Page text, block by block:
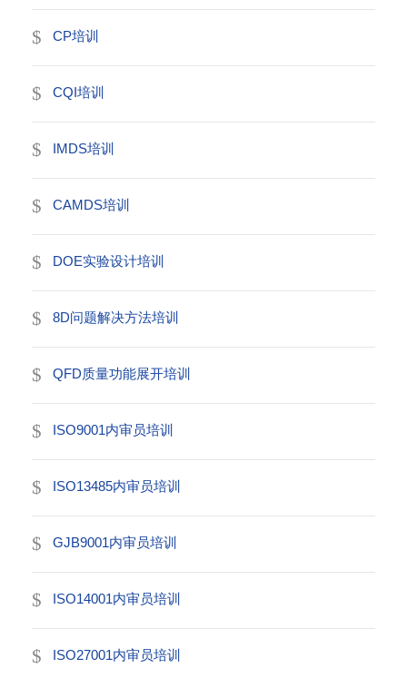
CP培训
CQI培训
IMDS培训
CAMDS培训
DOE实验设计培训
8D问题解决方法培训
QFD质量功能展开培训
ISO9001内审员培训
ISO13485内审员培训
GJB9001内审员培训
ISO14001内审员培训
ISO27001内审员培训